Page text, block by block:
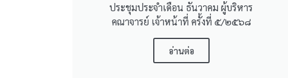
ประชุมประจำเดือน ธันวาคม ผู้บริหาร
คณาจารย์ เจ้าหน้าที่ ครั้งที่ ๕/๒๕๖๘
อ่านต่อ